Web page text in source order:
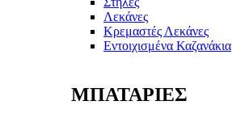
Λεκάνες
Κρεμαστές Λεκάνες
Εντοιχισμένα Καζανάκια
ΜΠΑΤΑΡΙΕΣ